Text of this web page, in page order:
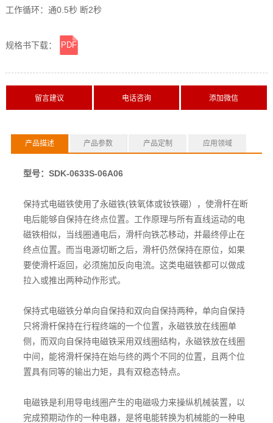
工作循环：通0.5秒 断2秒
规格书下载： PDF
产品描述 产品参数 产品定制 应用领域
型号：SDK-0633S-06A06
保持式电磁铁使用了永磁铁(铁氧体或钕铁硼），使滑杆在断
电后能够自保持在终点位置。工作原理与所有直线运动的电
磁铁相似，当线圈通电后，滑杆向铁芯移动，并最终停止在
终点位置。而当电源切断之后，滑杆仍然保持在原位，如果
要使滑杆返回，必须施加反向电流。这类电磁铁都可以做成
拉入或推出两种动作形式。
保持式电磁铁分单向自保持和双向自保持两种，单向自保持
只将滑杆保持在行程终端的一个位置，永磁铁放在线圈单
侧，而双向自保持电磁铁采用双线圈结构，永磁铁放在线圈
中间，能将滑杆保持在始与终的两个不同的位置，且两个位
置具有同等的输出力矩，具有双稳态特点。
电磁铁是利用导电线圈产生的电磁吸力来操纵机械装置，以
完成预期动作的一种电器，是将电能转换为机械能的一种电